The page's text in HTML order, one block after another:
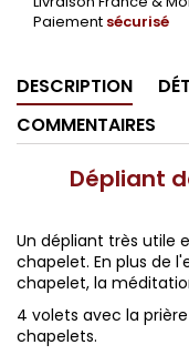
Paiement sécurisé
DESCRIPTION
COMMENTAIRES
Dépliant
Un dépliant très utile
chapelet. En plus de
chapelet, la
4 volets avec la
chapelets.